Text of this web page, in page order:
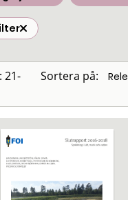
21-
Sortera på: